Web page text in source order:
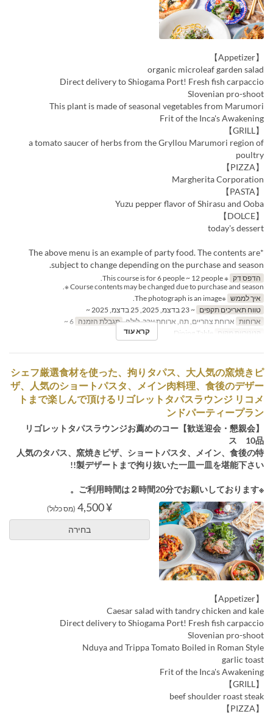
【Appetizer】
organic microleaf garden salad
Direct delivery to Shiogama Port! Fresh fish carpaccio
Slovenian pro-shoot
This plant is made of seasonal vegetables from Marumori
Frit of the Inca's Awakening
【GRILL】
a tomato saucer of herbs from the Gryllou Marumori region of
poultry
【PIZZA】
Margherita Corporation
【PASTA】
Yuzu pepper flavor of Shirasu and Ooba
【DOLCE】
today's dessert
*The above menu is an example of party food. The contents are
subject to change depending on the purchase and season.
הדפס דק ※ This course is for 6 people ~ 12 people.
Course contents may be changed due to purchase and season ※.
איך לממש ※The photograph is an image.
טווח תאריכים תקפים ~ 23 בדצמ, 2025, 25 בדצמ, 2025 ~
ארוחות ארוחת צהריים, תה, ארוחת ערב, לילה מגבלת הזמנה 6 ~
קטגוריית מקום
קרא עוד
シェフ厳選食材を使った、拘りタパス、大人気の窯焼きピ
ザ、人気のショートパスタ、メイン肉料理、食後のデザー
トまで楽しんで頂けるリゴレットタパスラウンジ リコメ
ンドパーティープラン
【歓送迎会・懇親会】リゴレットタパスラウンジお薦めのコー
ス 10品
人気のタパス、窯焼きピザ、ショートパスタ、メイン、食後の特
製デザートまで拘り抜いた一皿一皿を堪能下さい!!
※ご利用時間は２時間20分でお願いしております。
¥ 4,500 (מס כלול)
בחירה
【Appetizer】
Caesar salad with tandry chicken and kale
Direct delivery to Shiogama Port! Fresh fish carpaccio
Slovenian pro-shoot
Nduya and Trippa Tomato Boiled in Roman Style
garlic toast
Frit of the Inca's Awakening
【GRILL】
beef shoulder roast steak
【PIZZA】